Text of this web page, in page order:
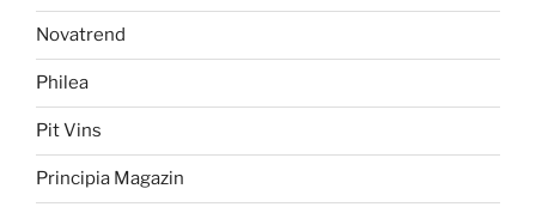
Novatrend
Philea
Pit Vins
Principia Magazin